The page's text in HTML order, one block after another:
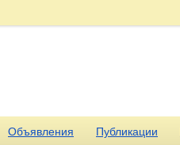
Объявления Публикации